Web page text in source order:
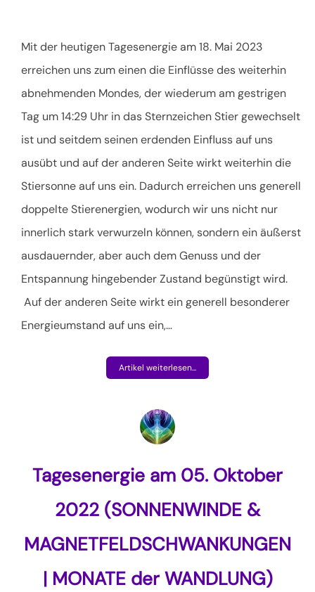
Mit der heutigen Tagesenergie am 18. Mai 2023
erreichen uns zum einen die Einflüsse des weiterhin
abnehmenden Mondes, der wiederum am gestrigen
Tag um 14:29 Uhr in das Sternzeichen Stier gewechselt
ist und seitdem seinen erdenden Einfluss auf uns
ausübt und auf der anderen Seite wirkt weiterhin die
Stiersonne auf uns ein. Dadurch erreichen uns generell
doppelte Stierenergien, wodurch wir uns nicht nur
innerlich stark verwurzeln können, sondern ein äußerst
ausdauernder, aber auch dem Genuss und der
Entspannung hingebender Zustand begünstigt wird.
Auf der anderen Seite wirkt ein generell besonderer
Energieumstand auf uns ein,…
Artikel weiterlesen...
Tagesenergie am 05. Oktober
2022 (SONNENWINDE &
MAGNETFELDSCHWANKUNGEN
| MONATE der WANDLUNG)